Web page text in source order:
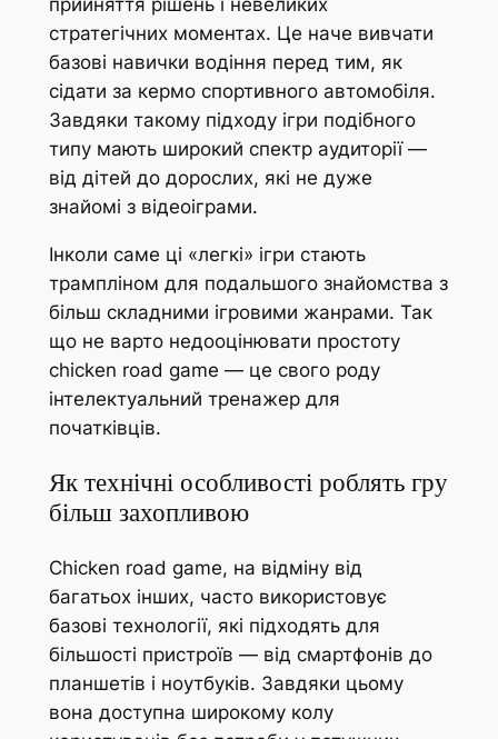
прийняття рішень і невеликих
стратегічних моментах. Це наче вивчати
базові навички водіння перед тим, як
сідати за кермо спортивного автомобіля.
Завдяки такому підходу ігри подібного
типу мають широкий спектр аудиторії —
від дітей до дорослих, які не дуже
знайомі з відеоіграми.
Інколи саме ці «легкі» ігри стають
трампліном для подальшого знайомства з
більш складними ігровими жанрами. Так
що не варто недооцінювати простоту
chicken road game — це свого роду
інтелектуальний тренажер для
початківців.
Як технічні особливості роблять гру
більш захопливою
Chicken road game, на відміну від
багатьох інших, часто використовує
базові технології, які підходять для
більшості пристроїв — від смартфонів до
планшетів і ноутбуків. Завдяки цьому
вона доступна широкому колу